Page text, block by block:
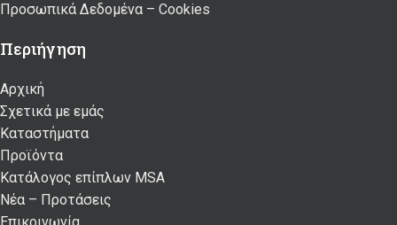
Προσωπικά Δεδομένα – Cookies
Περιήγηση
Αρχική
Σχετικά με εμάς
Καταστήματα
Προϊόντα
Κατάλογος επίπλων MSA
Nέα – Προτάσεις